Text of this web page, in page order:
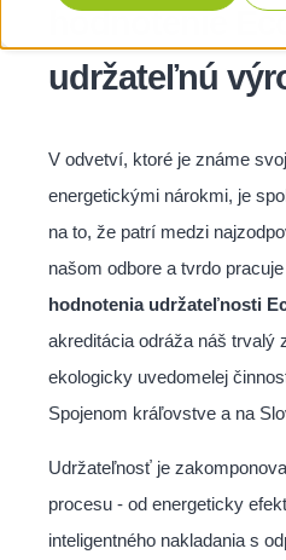
hodnotenie
udržateľnú
V odvetví, ktoré je známe
energetickými nárokmi, je
na to, že patrí medzi
našom odbore a tvrdo
hodnotenia udržateľnosti
akreditácia odráža náš trvalý
ekologicky uvedomelej
Spojenom kráľovstve a na
Udržateľnosť je
procesu - od energeticky
inteligentného nakladania s